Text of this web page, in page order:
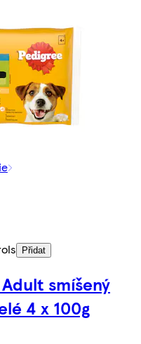
Přidat
smíšený
4 x 100g